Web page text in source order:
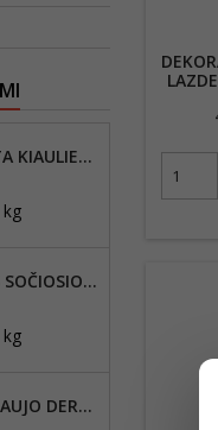
SMULKINTA KIAULIENOS MENTĖ, RIEBUMAS IKI 20%
kg
BANDELĖS SOČIOSIOS 1KG
kg
BULVĖS, NAUJO DERLIAUS